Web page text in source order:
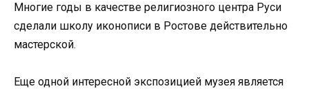
Многие годы в качестве религиозного центра Руси
сделали школу иконописи в Ростове действительно
мастерской.
Еще одной интересной экспозицией музея является